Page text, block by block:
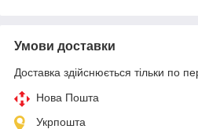
Умови доставки
Доставка здійснюється тільки по
Нова Пошта
Укрпошта